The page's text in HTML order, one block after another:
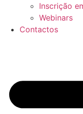
Inscrição
Webinars
Contactos